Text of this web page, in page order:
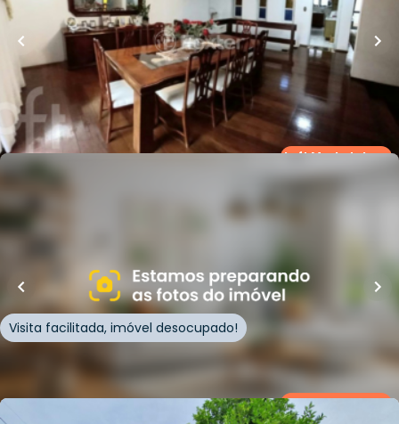
Loft Marketplace
Rua Tupanciretã,Ideal,Novo Hamburgo
Whatsapp
Cód.371084
Loft Marketplace
R$ 580.000,00
•2vagas
Rua Marechal Câmara,Ideal,Novo Hamburgo
Visita facilitada, imóvel desocupado!
Whatsapp